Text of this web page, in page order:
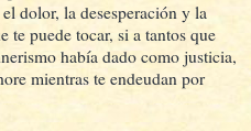
dolor, la desesperación y la
puede tocar, si a tantos que
había dado como justicia,
mientras te endeudan por